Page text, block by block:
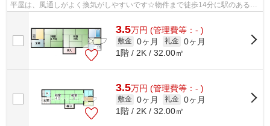
平屋は、風通しがよく換気がしやすいです☆物件まで徒歩14分に駅のある物
3.5万円 (管理費等：- )
敷金 0ヶ月 礼金 0ヶ月
1階 / 2K / 32.00㎡
3.5万円 (管理費等：- )
敷金 0ヶ月 礼金 0ヶ月
1階 / 2K / 32.00㎡